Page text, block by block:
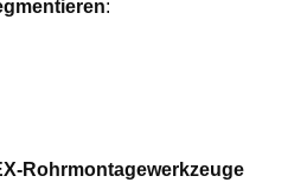
:
Rohrmontagewerkzeuge